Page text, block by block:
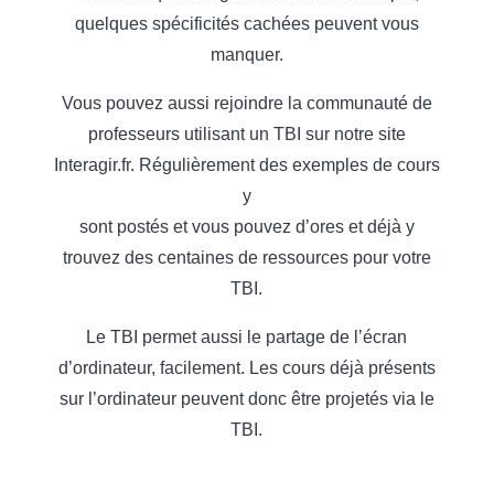
quelques spécificités cachées peuvent vous
manquer.
Vous pouvez aussi rejoindre la communauté de
professeurs utilisant un TBI sur notre site
Interagir.fr. Régulièrement des exemples de cours
y
sont postés et vous pouvez d’ores et déjà y
trouvez des centaines de ressources pour votre
TBI.
Le TBI permet aussi le partage de l’écran
d’ordinateur, facilement. Les cours déjà présents
sur l’ordinateur peuvent donc être projetés via le
TBI.